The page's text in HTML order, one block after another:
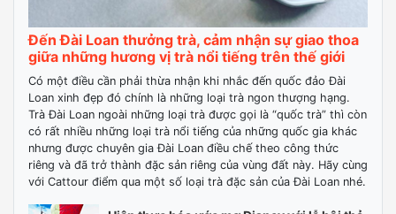
Đến Đài Loan thưởng trà, cảm nhận sự giao thoa
giữa những hương vị trà nổi tiếng trên thế giới
Có một điều cần phải thừa nhận khi nhắc đến quốc đảo Đài
Loan xinh đẹp đó chính là những loại trà ngon thượng hạng.
Trà Đài Loan ngoài những loại trà được gọi là “quốc trà” thì còn
có rất nhiều những loại trà nổi tiếng của những quốc gia khác
nhưng được chuyên gia Đài Loan điều chế theo công thức
riêng và đã trở thành đặc sản riêng của vùng đất này. Hãy cùng
với Cattour điểm qua một số loại trà đặc sản của Đài Loan nhé.